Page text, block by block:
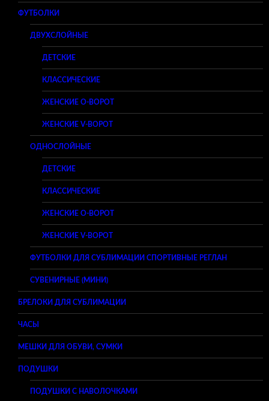
ФУТБОЛКИ
ДВУХСЛОЙНЫЕ
ДЕТСКИЕ
КЛАССИЧЕСКИЕ
ЖЕНСКИЕ O-ВОРОТ
ЖЕНСКИЕ V-ВОРОТ
ОДНОСЛОЙНЫЕ
ДЕТСКИЕ
КЛАССИЧЕСКИЕ
ЖЕНСКИЕ O-ВОРОТ
ЖЕНСКИЕ V-ВОРОТ
ФУТБОЛКИ ДЛЯ СУБЛИМАЦИИ СПОРТИВНЫЕ РЕГЛАН
СУВЕНИРНЫЕ (МИНИ)
БРЕЛОКИ ДЛЯ СУБЛИМАЦИИ
ЧАСЫ
МЕШКИ ДЛЯ ОБУВИ, СУМКИ
ПОДУШКИ
ПОДУШКИ С НАВОЛОЧКАМИ